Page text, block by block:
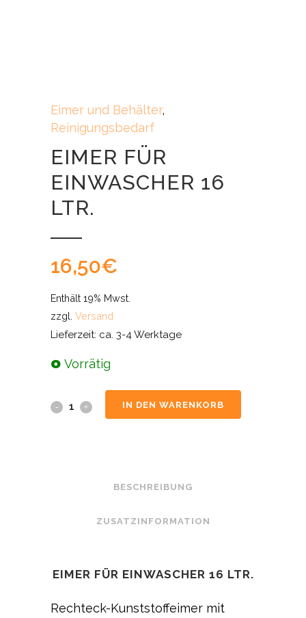
Eimer und Behälter,
Reinigungsbedarf
EIMER FÜR
EINWASCHER 16
LTR.
16,50€
Enthält 19% Mwst.
zzgl. Versand
Lieferzeit: ca. 3-4 Werktage
Vorrätig
IN DEN WARENKORB
BESCHREIBUNG
ZUSATZINFORMATION
EIMER FÜR EINWASCHER 16 LTR.
Rechteck-Kunststoffeimer mit